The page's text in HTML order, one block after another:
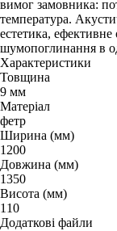
вимог замовника:
температура.
естетика, ефективне
шумопоглинання в
Характеристики
Товщина
9 мм
Матеріал
фетр
Ширина (мм)
1200
Довжина (мм)
1350
Висота (мм)
110
Додаткові файли